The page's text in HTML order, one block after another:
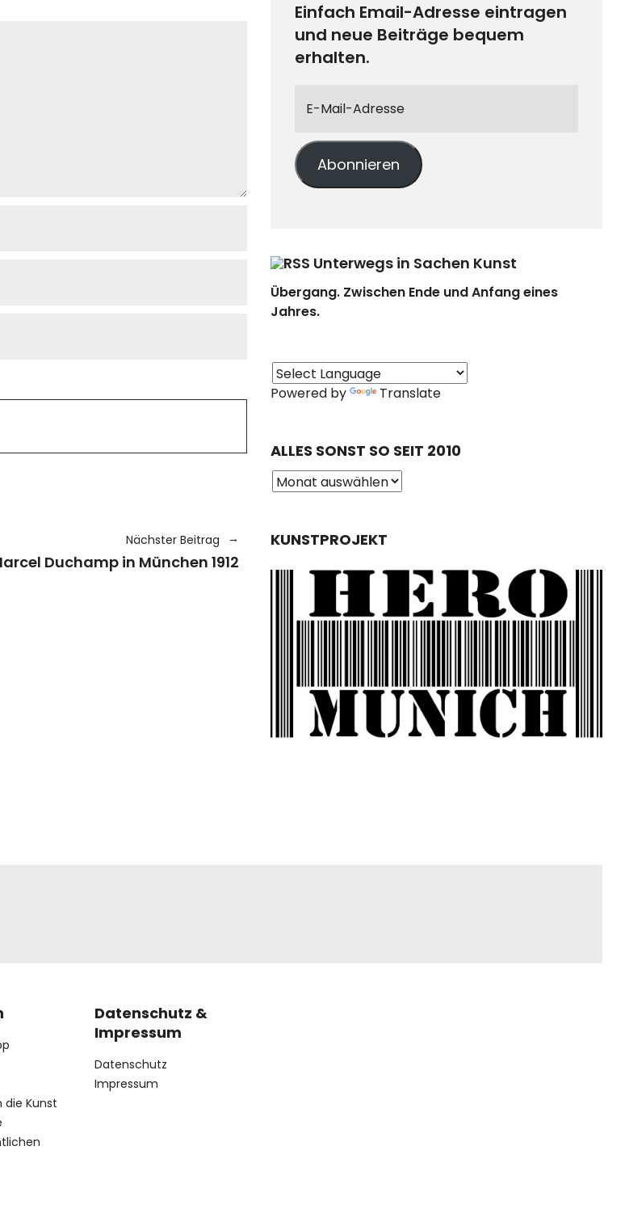
Nächster Beitrag
Duchamp in München 1912
Einfach Email-Adresse eintragen
und neue Beiträge bequem
erhalten.
Abonnieren
Unterwegs in Sachen Kunst
Übergang. Zwischen Ende und Anfang eines
Jahres.
Powered by Translate
ALLES SONST SO SEIT 2010
KUNSTPROJEKT
Kunst
Datenschutz &
Impressum
Datenschutz
Impressum